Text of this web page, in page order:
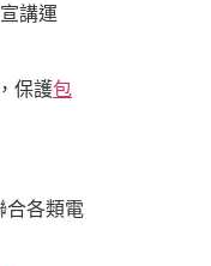
講運
保護包
合各類電